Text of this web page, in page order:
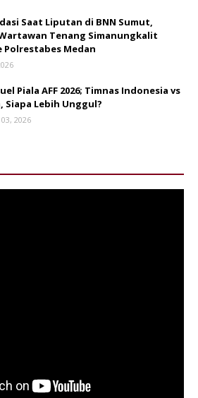
Saat Liputan di BNN Sumut,
Tenang Simanungkalit
Polrestabes Medan
Piala AFF 2026; Timnas Indonesia vs
Siapa Lebih Unggul?
2026